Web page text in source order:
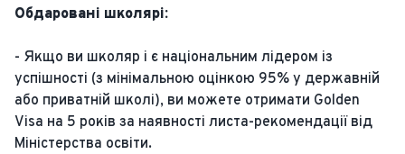
Обдаровані школярі:
- Якщо ви школяр і є національним лідером із
успішності (з мінімальною оцінкою 95% у державній
або приватній школі), ви можете отримати Golden
Visa на 5 років за наявності листа-рекомендації від
Міністерства освіти.